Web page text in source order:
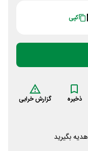
کپی
ذخیره گزارش خرابی
بگیرید